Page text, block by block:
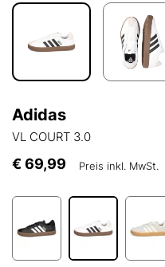
Adidas
VL COURT 3.0
€ 69,99 Preis inkl. MwSt.